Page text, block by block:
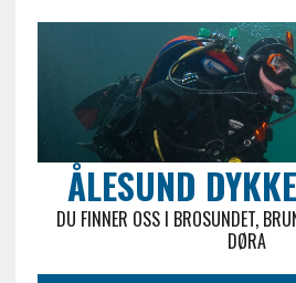
ÅLESUND
DU FINNER OSS I BROSUNDET,
DØRA